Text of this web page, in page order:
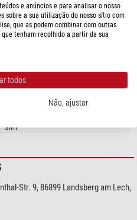
porta-objetos são de alta
também precisa iluminar o objeto
ferimentos. Desta forma, os
para uma microscopia
lâminas preparadas desejar.
sim
sim
Str. 9, 86899 Landsberg am Lech,
e anúncios e para analisar o nosso
sobre a sua utilização do nosso sítio com
que as podem combinar com outras
tenham recolhido a partir da sua
todos
Não, ajustar